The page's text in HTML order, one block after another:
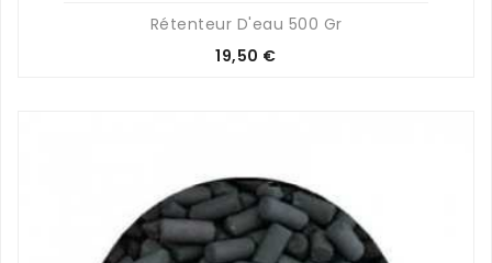
Rétenteur D'eau 500 Gr
Prix
19,50 €